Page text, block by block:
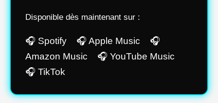
Disponible dès maintenant sur :
🎧 Spotify 🎧 Apple Music 🎧
Amazon Music 🎧 YouTube Music
🎧 TikTok